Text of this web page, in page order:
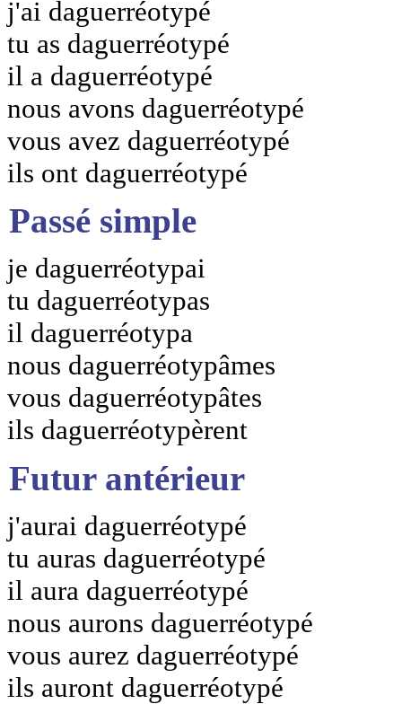
j'ai daguerréotypé
tu as daguerréotypé
il a daguerréotypé
nous avons daguerréotypé
vous avez daguerréotypé
ils ont daguerréotypé
Passé simple
je daguerréotypai
tu daguerréotypas
il daguerréotypa
nous daguerréotypâmes
vous daguerréotypâtes
ils daguerréotypèrent
Futur antérieur
j'aurai daguerréotypé
tu auras daguerréotypé
il aura daguerréotypé
nous aurons daguerréotypé
vous aurez daguerréotypé
ils auront daguerréotypé